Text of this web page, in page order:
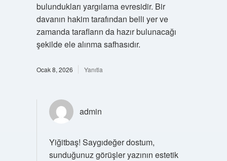
bulundukları yargılama evresidir. Bir
davanın hakim tarafından belli yer ve
zamanda tarafların da hazır bulunacağı
şekilde ele alınma safhasıdır.
Ocak 8, 2026 Yanıtla
admin
Yiğitbaş! Saygıdeğer dostum,
sunduğunuz görüşler yazının estetik